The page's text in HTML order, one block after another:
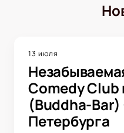
13 июля
Comedy Club
(Buddha-
Петербурга